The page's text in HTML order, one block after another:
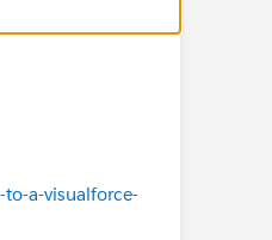
a-visualforce-